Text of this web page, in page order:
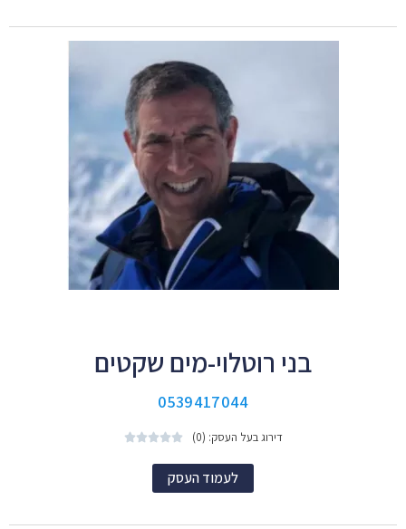
בני רוטלוי-מים שקטים
0539417044
דירוג בעל העסק: (0) 




לעמוד העסק